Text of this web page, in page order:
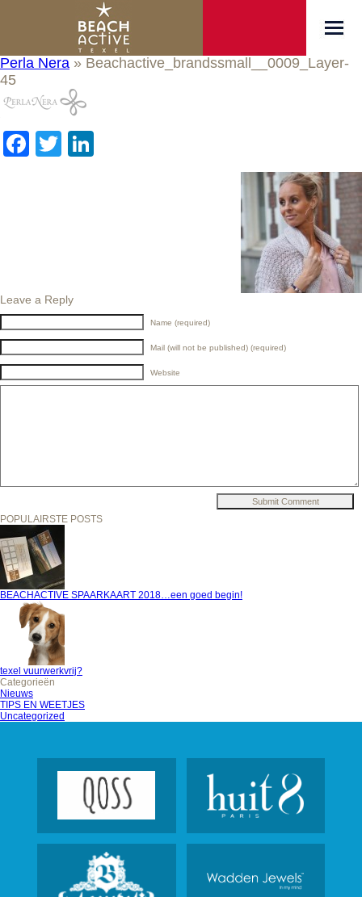
Perla Nera » Beachactive_brandssmall__0009_Layer-
45
FacebookTwitter
Leave a Reply
Name (required)
Mail (will not be published) (required)
Website
POPULAIRSTE POSTS
BEACHACTIVE SPAARKAART 2018…een goed begin!
texel vuurwerkvrij?
Categorieën
Nieuws
TIPS EN WEETJES
Uncategorized